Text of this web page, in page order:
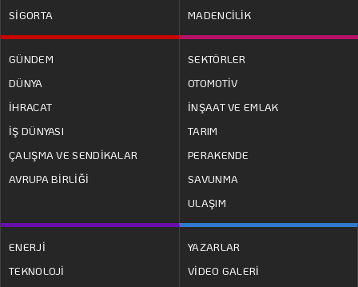
SİGORTA
MADENCİLİK
GÜNDEM
DÜNYA
İHRACAT
İŞ DÜNYASI
ÇALIŞMA VE SENDİKALAR
AVRUPA BİRLİĞİ
SEKTÖRLER
OTOMOTİV
İNŞAAT VE EMLAK
TARIM
PERAKENDE
SAVUNMA
ULAŞIM
ENERJİ
TEKNOLOJİ
YAZARLAR
VİDEO GALERİ